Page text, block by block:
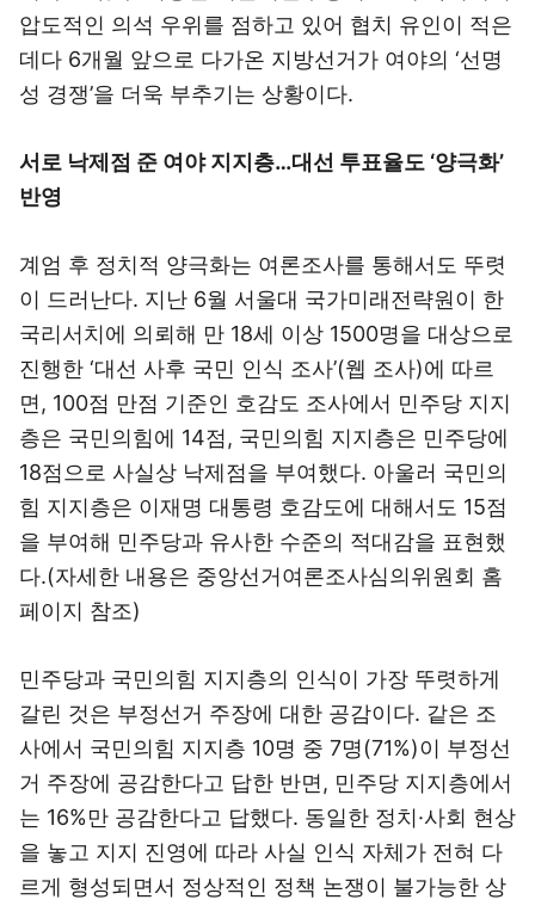
압도적인 의석 우위를 점하고 있어 협치 유인이 적은
데다 6개월 앞으로 다가온 지방선거가 여야의 ‘선명
성 경쟁’을 더욱 부추기는 상황이다.
서로 낙제점 준 여야 지지층…대선 투표율도 ‘양극화’
반영
계엄 후 정치적 양극화는 여론조사를 통해서도 뚜렷
이 드러난다. 지난 6월 서울대 국가미래전략원이 한
국리서치에 의뢰해 만 18세 이상 1500명을 대상으로
진행한 ‘대선 사후 국민 인식 조사’(웹 조사)에 따르
면, 100점 만점 기준인 호감도 조사에서 민주당 지지
층은 국민의힘에 14점, 국민의힘 지지층은 민주당에
18점으로 사실상 낙제점을 부여했다. 아울러 국민의
힘 지지층은 이재명 대통령 호감도에 대해서도 15점
을 부여해 민주당과 유사한 수준의 적대감을 표현했
다.(자세한 내용은 중앙선거여론조사심의위원회 홈
페이지 참조)
민주당과 국민의힘 지지층의 인식이 가장 뚜렷하게
갈린 것은 부정선거 주장에 대한 공감이다. 같은 조
사에서 국민의힘 지지층 10명 중 7명(71%)이 부정선
거 주장에 공감한다고 답한 반면, 민주당 지지층에서
는 16%만 공감한다고 답했다. 동일한 정치·사회 현상
을 놓고 지지 진영에 따라 사실 인식 자체가 전혀 다
르게 형성되면서 정상적인 정책 논쟁이 불가능한 상